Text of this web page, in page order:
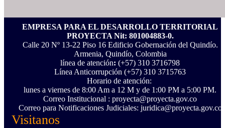
EMPRESA PARA EL DESARROLLO TERRITORIAL
PROYECTA Nit: 801004883-0.
Calle 20 Nº 13-22 Piso 16 Edificio Gobernación del Quindío.
Armenia, Quindío, Colombia
línea de atención: (+57) 310 3716798
Línea Anticorrupción ‪(+57) 310 3715763‬
Horario de atención:
lunes a viernes de 8:00 Am a 12 M y de 1:00 PM a 5:00 PM.
Correo Institucional : proyecta@proyecta.gov.co
Correo para Notificaciones Judiciales: juridica@proyecta.gov.co
Visitanos